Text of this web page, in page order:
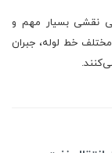
نقشی بسیار مهم و
خط لوله، جبران